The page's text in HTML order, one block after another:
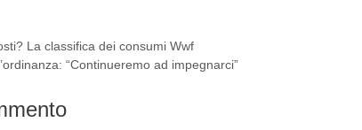
La classifica dei consumi Wwf
“Continueremo ad impegnarci”